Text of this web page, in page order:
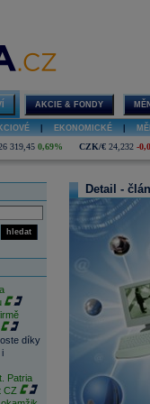
AKCIE & FONDY
EKONOMICKÉ
319,45 0,69% CZK/€ 24,232 -
hledat
díky
Patria
CZ
Detail -